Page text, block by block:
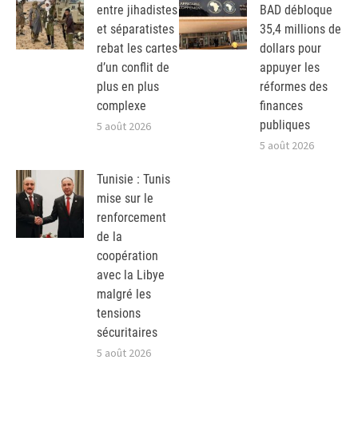
entre jihadistes
et séparatistes
rebat les cartes
d’un conflit de
plus en plus
complexe
5 août 2026
BAD débloque
35,4 millions de
dollars pour
appuyer les
réformes des
finances
publiques
5 août 2026
Tunisie : Tunis
mise sur le
renforcement
de la
coopération
avec la Libye
malgré les
tensions
sécuritaires
5 août 2026